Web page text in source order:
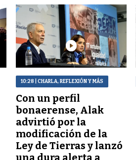
10:28 | CHARLA, REFLEXIÓN Y MÁS
Con un perfil
bonaerense, Alak
advirtió por la
modificación de la
Ley de Tierras y lanzó